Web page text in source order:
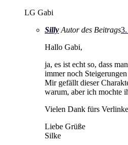
LG Gabi
Silly Autor des Beitrags
Hallo Gabi,
ja, es ist echt so, dass
immer noch
Mir gefällt dieser
warum, aber ich mochte
Vielen Dank fürs
Liebe Grüße
Silke